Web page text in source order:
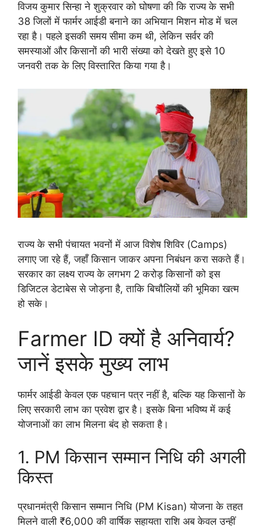
विजय कुमार सिन्हा ने शुक्रवार को घोषणा की कि राज्य के सभी
38 जिलों में फार्मर आईडी बनाने का अभियान मिशन मोड में चल
रहा है। पहले इसकी समय सीमा कम थी, लेकिन सर्वर की
समस्याओं और किसानों की भारी संख्या को देखते हुए इसे 10
जनवरी तक के लिए विस्तारित किया गया है।
राज्य के सभी पंचायत भवनों में आज विशेष शिविर (Camps)
लगाए जा रहे हैं, जहाँ किसान जाकर अपना निबंधन करा सकते हैं।
सरकार का लक्ष्य राज्य के लगभग 2 करोड़ किसानों को इस
डिजिटल डेटाबेस से जोड़ना है, ताकि बिचौलियों की भूमिका खत्म
हो सके।
Farmer ID क्यों है अनिवार्य?
जानें इसके मुख्य लाभ
फार्मर आईडी केवल एक पहचान पत्र नहीं है, बल्कि यह किसानों के
लिए सरकारी लाभ का प्रवेश द्वार है। इसके बिना भविष्य में कई
योजनाओं का लाभ मिलना बंद हो सकता है।
1. PM किसान सम्मान निधि की अगली
किस्त
प्रधानमंत्री किसान सम्मान निधि (PM Kisan) योजना के तहत
मिलने वाली ₹6,000 की वार्षिक सहायता राशि अब केवल उन्हीं